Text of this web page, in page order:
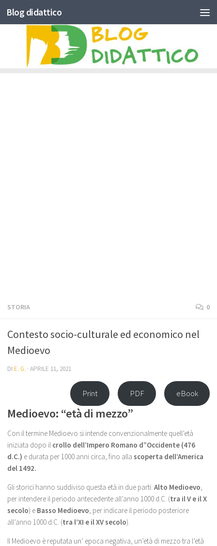
Skip to content
Blog didattico
STORIA 0
Contesto socio-culturale ed economico nel
Medioevo
DI E. G. · APRILE 11, 2021
Print PDF eBook
Medioevo: “età di mezzo”
Con il termine Medioevo si intende convenzionalmente quell’età
iniziata dopo il crollo dell’Impero Romano d”Occidente (476
d.C.) e durata per 1000 anni circa, fino alla scoperta dell’America
del 1492.
Gli storici hanno suddiviso questa età in due parti: Alto Medioevo
per intendere il periodo antecedente all’anno 1000 d.C. (tra il V e il X
secolo) e Basso Medioevo , per indicare il periodo posteriore
all’anno 1000 d.C. (tra l’XI e il XV secolo).
Il Medioevo è reputata un’ epoca negativa, un’età di mezzo tra l’età